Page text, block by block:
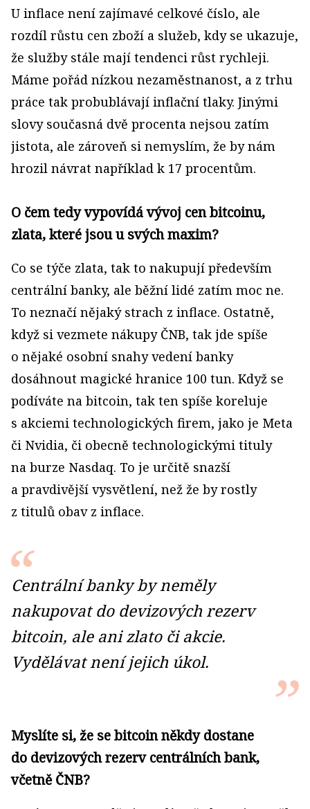
U inflace není zajímavé celkové číslo, ale
rozdíl růstu cen zboží a služeb, kdy se ukazuje,
že služby stále mají tendenci růst rychleji.
Máme pořád nízkou nezaměstnanost, a z trhu
práce tak probublávají inflační tlaky. Jinými
slovy současná dvě procenta nejsou zatím
jistota, ale zároveň si nemyslím, že by nám
hrozil návrat například k 17 procentům.
O čem tedy vypovídá vývoj cen bitcoinu,
zlata, které jsou u svých maxim?
Co se týče zlata, tak to nakupují především
centrální banky, ale běžní lidé zatím moc ne.
To neznačí nějaký strach z inflace. Ostatně,
když si vezmete nákupy ČNB, tak jde spíše
o nějaké osobní snahy vedení banky
dosáhnout magické hranice 100 tun. Když se
podíváte na bitcoin, tak ten spíše koreluje
s akciemi technologických firem, jako je Meta
či Nvidia, či obecně technologickými tituly
na burze Nasdaq. To je určitě snazší
a pravdivější vysvětlení, než že by rostly
z titulů obav z inflace.
Centrální banky by neměly
nakupovat do devizových rezerv
bitcoin, ale ani zlato či akcie.
Vydělávat není jejich úkol.
Myslíte si, že se bitcoin někdy dostane
do devizových rezerv centrálních bank,
včetně ČNB?